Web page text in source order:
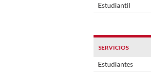
Estudiantil
SERVICIOS
Estudiantes